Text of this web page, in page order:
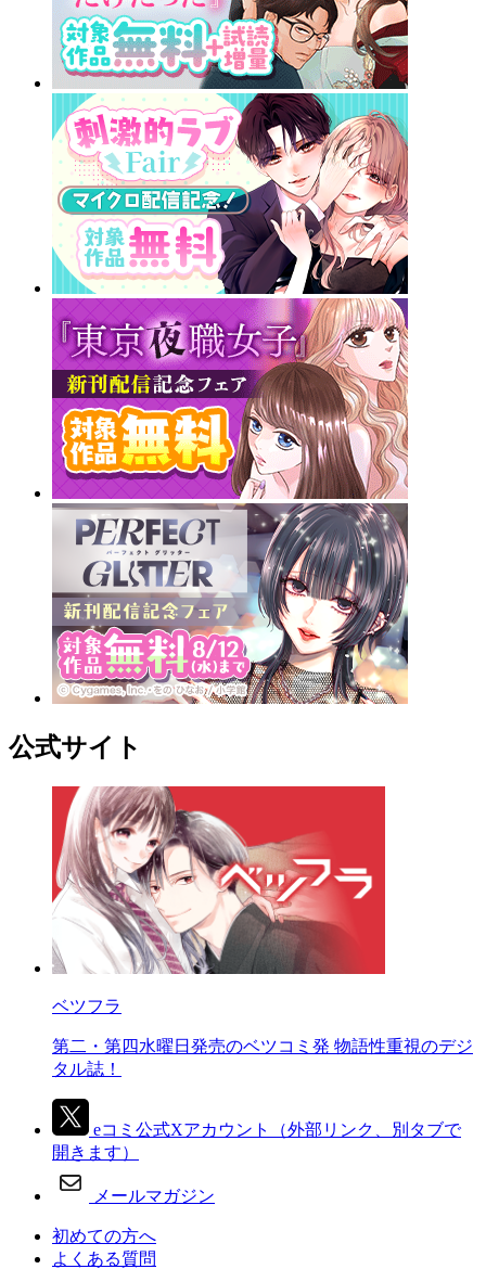
公式サイト
ベツフラ
第二・第四水曜日発売のベツコミ発 物語性重視のデジ
タル誌！
eコミ公式Xアカウント
（外部リンク、別タブで
開きます）
メールマガジン
初めての方へ
よくある質問